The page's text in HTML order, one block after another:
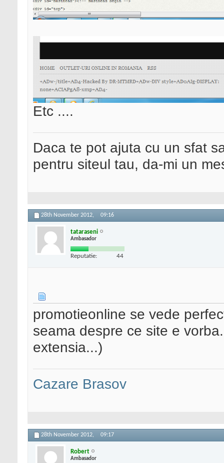
Etc ....
Daca te pot ajuta cu un sfat
pentru siteul tau, da-mi un
28th November 2012, 09:16
tataraseni
Ambasador
Reputatie: 44
promotieonline se vede
seama despre ce site e
extensia...)
Cazare Brasov
28th November 2012, 09:17
Robert
Ambasador